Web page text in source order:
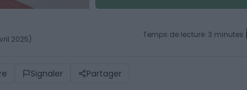
2025) Temps de lecture: 3 minutes
Signaler Partager